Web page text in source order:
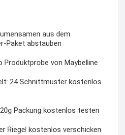
aus dem
Paket abstauben
Produktprobe von Maybelline
24 Schnittmuster kostenlos
Packung kostenlos testen
Riegel kostenlos verschicken